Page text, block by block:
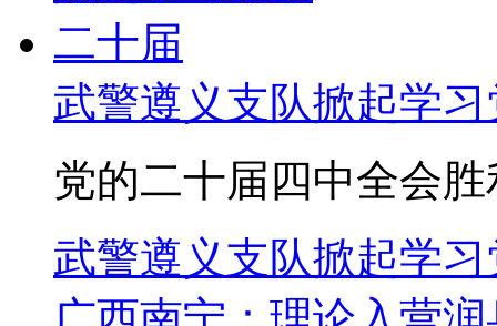
武警遵义支队掀起学
党的二十届四中全会
武警遵义支队掀起学